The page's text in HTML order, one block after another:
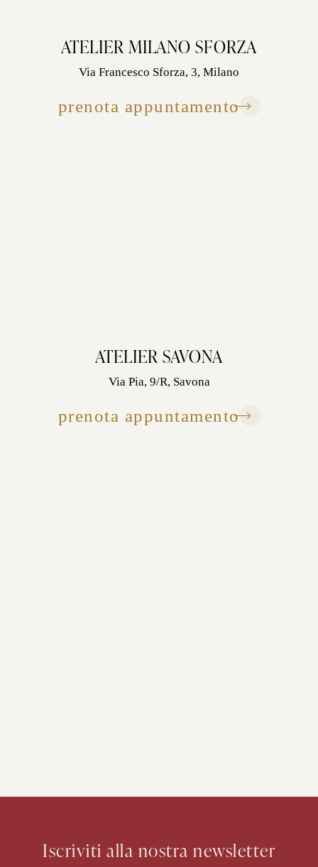
ATELIER MILANO SFORZA
Via Francesco Sforza, 3, Milano
prenota appuntamento
ATELIER SAVONA
Via Pia, 9/R, Savona
prenota appuntamento
Iscriviti alla nostra newsletter